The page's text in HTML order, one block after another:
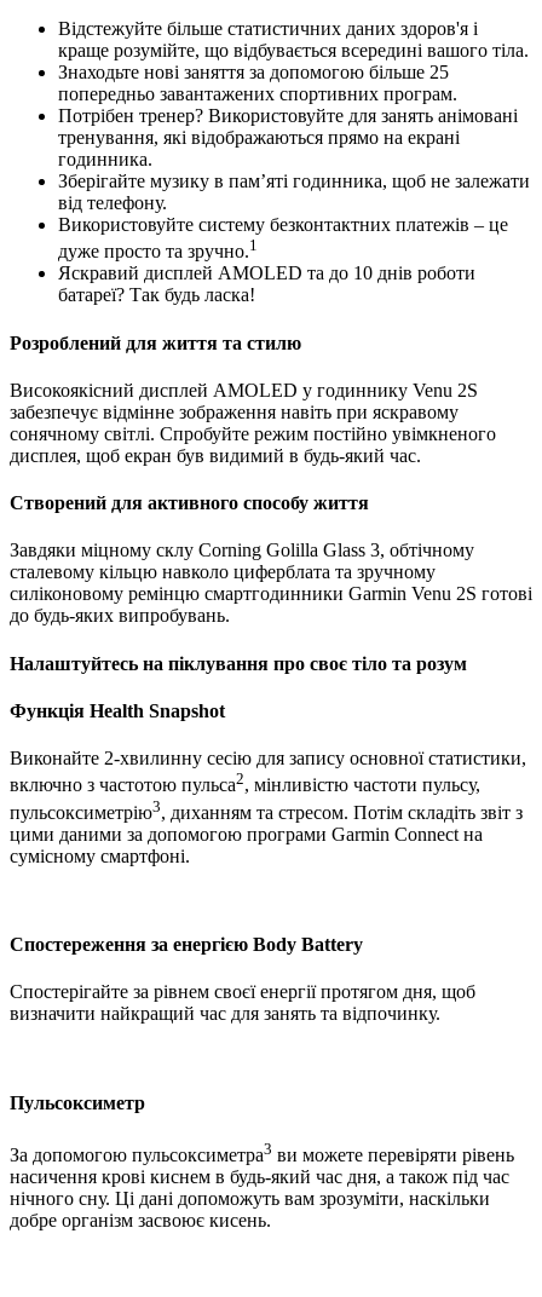
Відстежуйте більше статистичних даних здоров'я і
краще розумійте, що відбувається всередині вашого тіла.
Знаходьте нові заняття за допомогою більше 25
попередньо завантажених спортивних програм.
Потрібен тренер? Використовуйте для занять анімовані
тренування, які відображаються прямо на екрані
годинника.
Зберігайте музику в пам’яті годинника, щоб не залежати
від телефону.
Використовуйте систему безконтактних платежів – це
дуже просто та зручно.1
Яскравий дисплей AMOLED та до 10 днів роботи
батареї? Так будь ласка!
Розроблений для життя та стилю
Високоякісний дисплей AMOLED у годиннику Venu 2S
забезпечує відмінне зображення навіть при яскравому
сонячному світлі. Спробуйте режим постійно увімкненого
дисплея, щоб екран був видимий в будь-який час.
Створений для активного способу життя
Завдяки міцному склу Corning Golilla Glass 3, обтічному
сталевому кільцю навколо циферблата та зручному
силіконовому ремінцю смартгодинники Garmin Venu 2S готові
до будь-яких випробувань.
Налаштуйтесь на піклування про своє тіло та розум
Функція Health Snapshot
Виконайте 2-хвилинну сесію для запису основної статистики,
включно з частотою пульса2, мінливістю частоти пульсу,
пульсоксиметрію3, диханням та стресом. Потім складіть звіт з
цими даними за допомогою програми Garmin Connect на
сумісному смартфоні.
Спостереження за енергією Body Battery
Спостерігайте за рівнем своєї енергії протягом дня, щоб
визначити найкращий час для занять та відпочинку.
Пульсоксиметр
За допомогою пульсоксиметра3 ви можете перевіряти рівень
насичення крові киснем в будь-який час дня, а також під час
нічного сну. Ці дані допоможуть вам зрозуміти, наскільки
добре організм засвоює кисень.